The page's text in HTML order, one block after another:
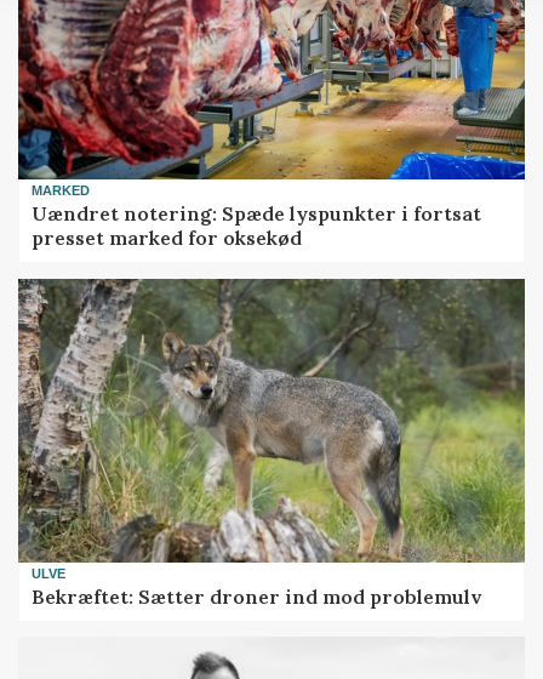
MARKED
Uændret notering: Spæde lyspunkter i fortsat
presset marked for oksekød
ULVE
Bekræftet: Sætter droner ind mod problemulv